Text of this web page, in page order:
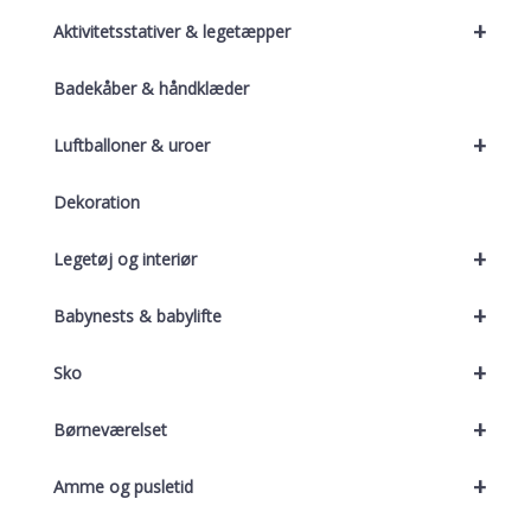
+
Aktivitetsstativer & legetæpper
Badekåber & håndklæder
+
Luftballoner & uroer
Dekoration
+
Legetøj og interiør
+
Babynests & babylifte
+
Sko
+
Børneværelset
+
Amme og pusletid